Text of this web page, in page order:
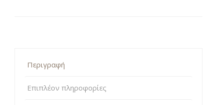
Περιγραφή
Επιπλέον πληροφορίες